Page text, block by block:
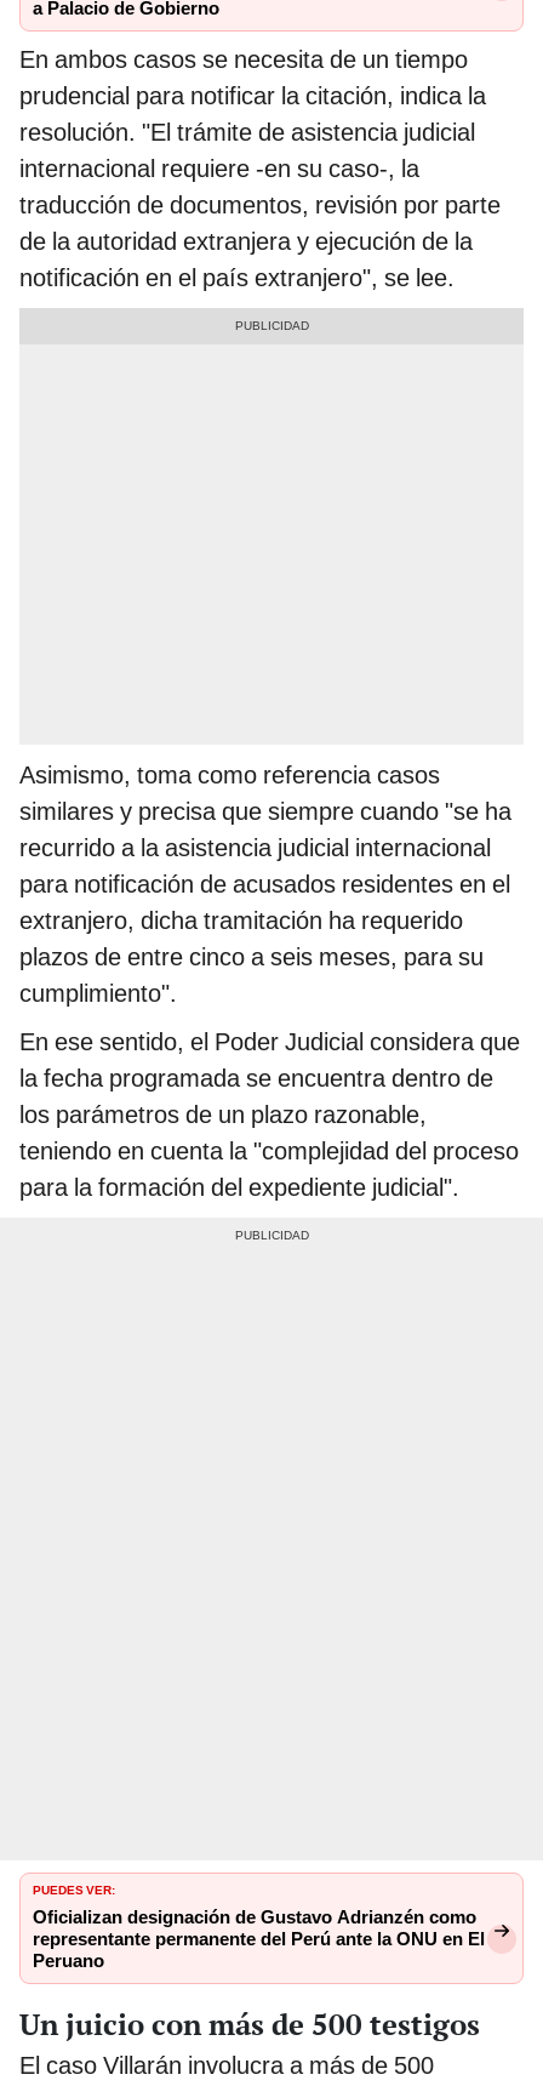
a Palacio de Gobierno
En ambos casos se necesita de un tiempo
prudencial para notificar la citación, indica la
resolución. "El trámite de asistencia judicial
internacional requiere -en su caso-, la
traducción de documentos, revisión por parte
de la autoridad extranjera y ejecución de la
notificación en el país extranjero", se lee.
Asimismo, toma como referencia casos
similares y precisa que siempre cuando "se ha
recurrido a la asistencia judicial internacional
para notificación de acusados residentes en el
extranjero, dicha tramitación ha requerido
plazos de entre cinco a seis meses, para su
cumplimiento".
En ese sentido, el Poder Judicial considera que
la fecha programada se encuentra dentro de
los parámetros de un plazo razonable,
teniendo en cuenta la "complejidad del proceso
para la formación del expediente judicial".
PUEDES VER:
Oficializan designación de Gustavo Adrianzén como
representante permanente del Perú ante la ONU en El
Peruano
Un juicio con más de 500 testigos
El caso Villarán involucra a más de 500